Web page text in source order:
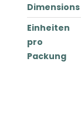
Dimensions
Einheiten
pro
Packung